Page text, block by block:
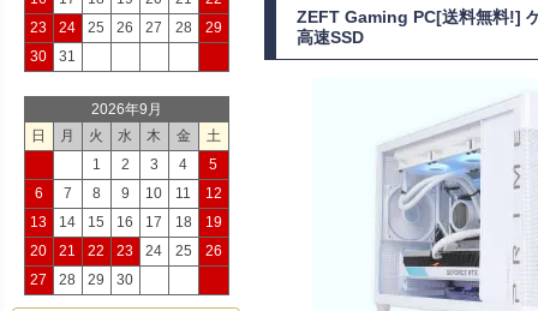
ZEFT Gaming PC[送料無料!]
高速SSD
23
24 25 26 27 28
29
30
31
2026年9月
日
月 火 水 木 金
土
1
2 3 4
5
6
7 8 9 10 11
12
13
14 15 16 17 18
19
20
21 22 23 24 25
26
27
28 29 30